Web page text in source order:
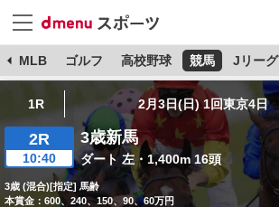
MLB ゴルフ 高校野球 競馬 Jリーグ
1R 2月3日(日) 1回東京4日
2R
10:40
3歳新馬
ダート 左・1,400m 16頭
3歳 (混合)[指定] 馬齢
本賞金：600、240、150、90、60万円